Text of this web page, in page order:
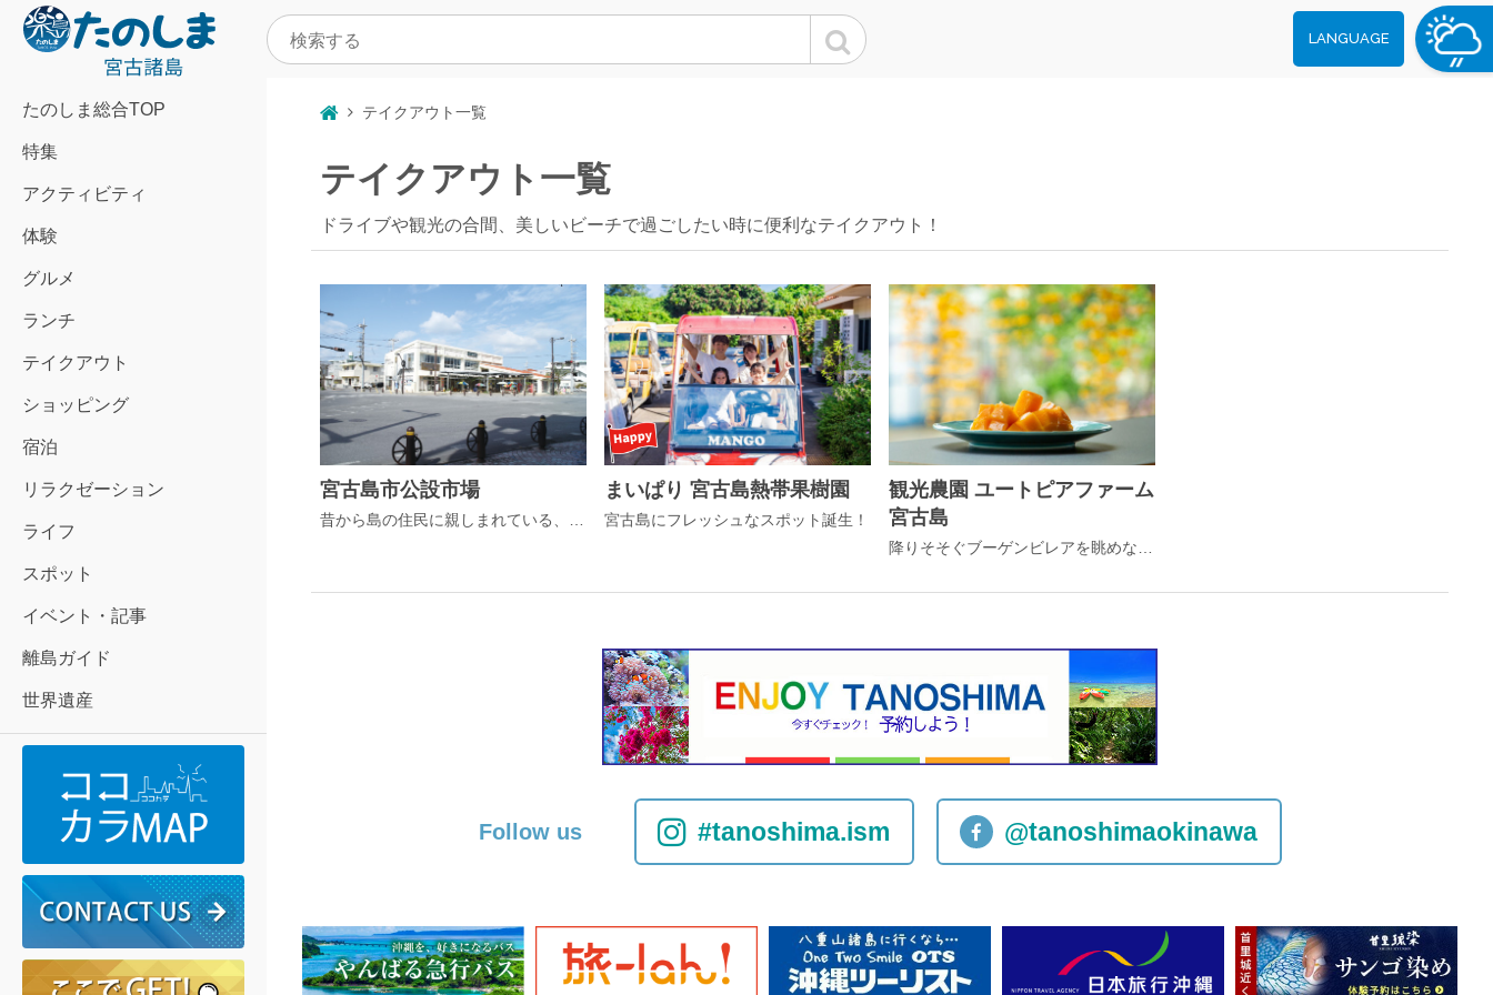
LANGUAGE
たのしま総合TOP
特集
アクティビティ
体験
グルメ
ランチ
テイクアウト
ショッピング
宿泊
リラクゼーション
ライフ
スポット
イベント・記事
離島ガイド
世界遺産
テイクアウト一覧
テイクアウト一覧
ドライブや観光の合間、美しいビーチで過ごしたい時に便利なテイクアウト！
宮古島市公設市場
昔から島の住民に親しまれている、あたたかい個人商店の集合市場
まいぱり 宮古島熱帯果樹園
宮古島にフレッシュなスポット誕生！
観光農園 ユートピアファーム
宮古島
降りそそぐブーゲンビレアを眺めながら、 宮古島マンゴースイーツはいかがですか？
Follow us #tanoshima.ism @tanoshimaokinawa